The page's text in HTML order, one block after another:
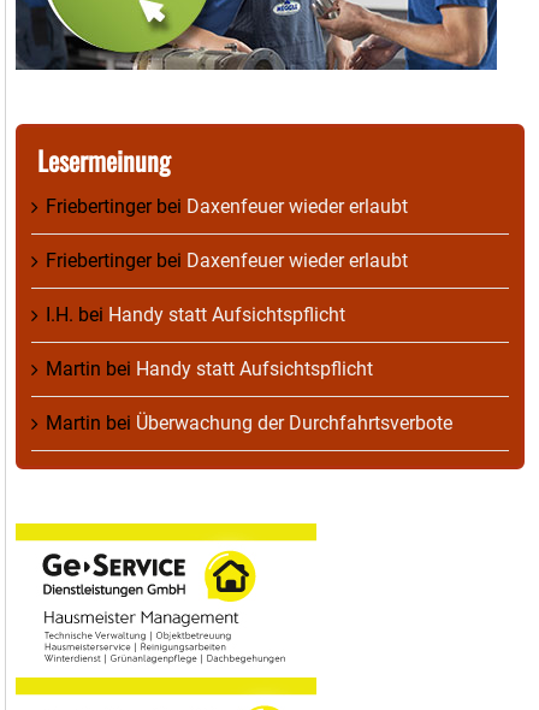
Lesermeinung
Friebertingerbei Daxenfeuer wieder erlaubt
Friebertingerbei Daxenfeuer wieder erlaubt
I.H. bei Handy statt Aufsichtspflicht
Martin bei Handy statt Aufsichtspflicht
Martin bei Überwachung der Durchfahrtsverbote